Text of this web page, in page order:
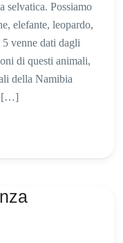
selvatica. Possiamo
elefante, leopardo,
venne dati dagli
di questi animali,
della Namibia
[…]